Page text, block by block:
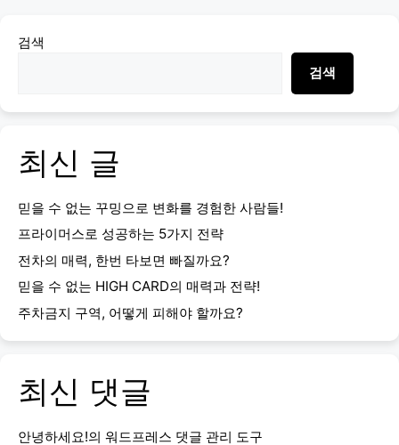
검색
검색
최신 글
믿을 수 없는 꾸밍으로 변화를 경험한 사람들!
프라이머스로 성공하는 5가지 전략
전차의 매력, 한번 타보면 빠질까요?
믿을 수 없는 HIGH CARD의 매력과 전략!
주차금지 구역, 어떻게 피해야 할까요?
최신 댓글
안녕하세요!의 워드프레스 댓글 관리 도구